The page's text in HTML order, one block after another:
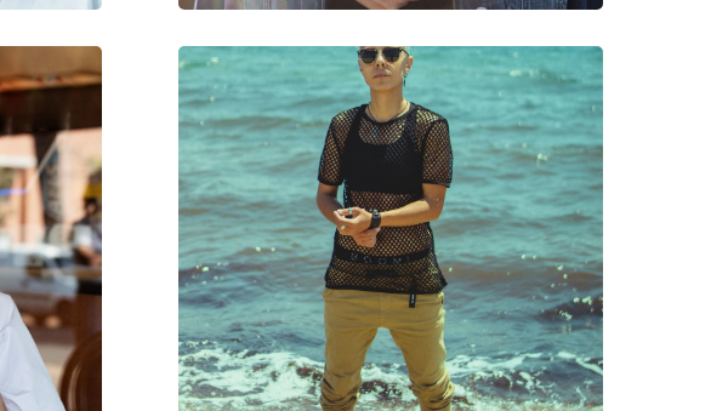
Tak
Tak
Męskie
Okulary przeciwsłoneczne
Persol
Moda
PO0649 24/86 54
Nie